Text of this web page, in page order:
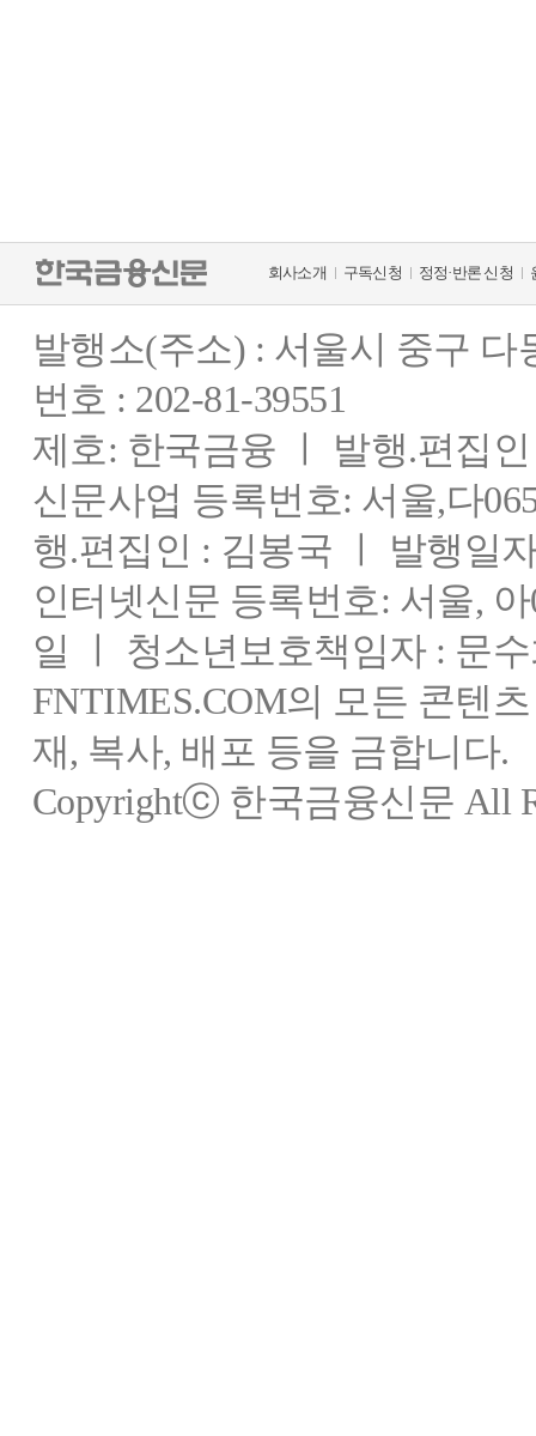
회사소개 구독신청 정정·반론 신청
발행소(주소) : 서울시 중구
번호 : 202-81-39551
제호: 한국금융 ㅣ 발행.편집
신문사업 등록번호: 서울,다
행.편집인 : 김봉국 ㅣ 발행일
인터넷신문 등록번호: 서울,
일 ㅣ 청소년보호책임자 : 문
FNTIMES.COM의 모든 콘텐
재, 복사, 배포 등을 금합니다.
Copyrightⓒ 한국금융신문 All